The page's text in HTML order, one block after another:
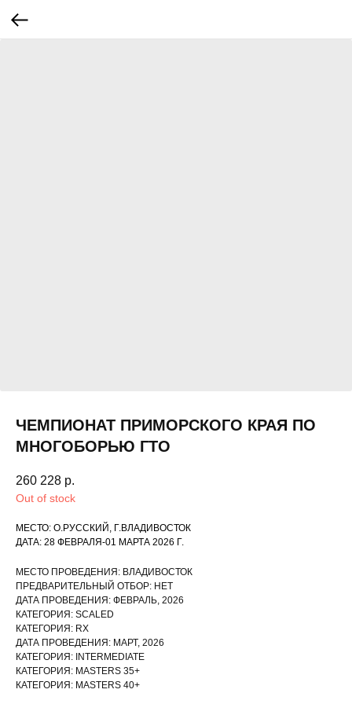
ЧЕМПИОНАТ ПРИМОРСКОГО КРАЯ ПО
МНОГОБОРЬЮ ГТО
260 228 р.
Out of stock
МЕСТО: О.РУССКИЙ, Г.ВЛАДИВОСТОК
ДАТА: 28 ФЕВРАЛЯ-01 МАРТА 2026 Г.
МЕСТО ПРОВЕДЕНИЯ: ВЛАДИВОСТОК
ПРЕДВАРИТЕЛЬНЫЙ ОТБОР: НЕТ
ДАТА ПРОВЕДЕНИЯ: ФЕВРАЛЬ, 2026
КАТЕГОРИЯ: SCALED
КАТЕГОРИЯ: RX
ДАТА ПРОВЕДЕНИЯ: МАРТ, 2026
КАТЕГОРИЯ: INTERMEDIATE
КАТЕГОРИЯ: MASTERS 35+
КАТЕГОРИЯ: MASTERS 40+